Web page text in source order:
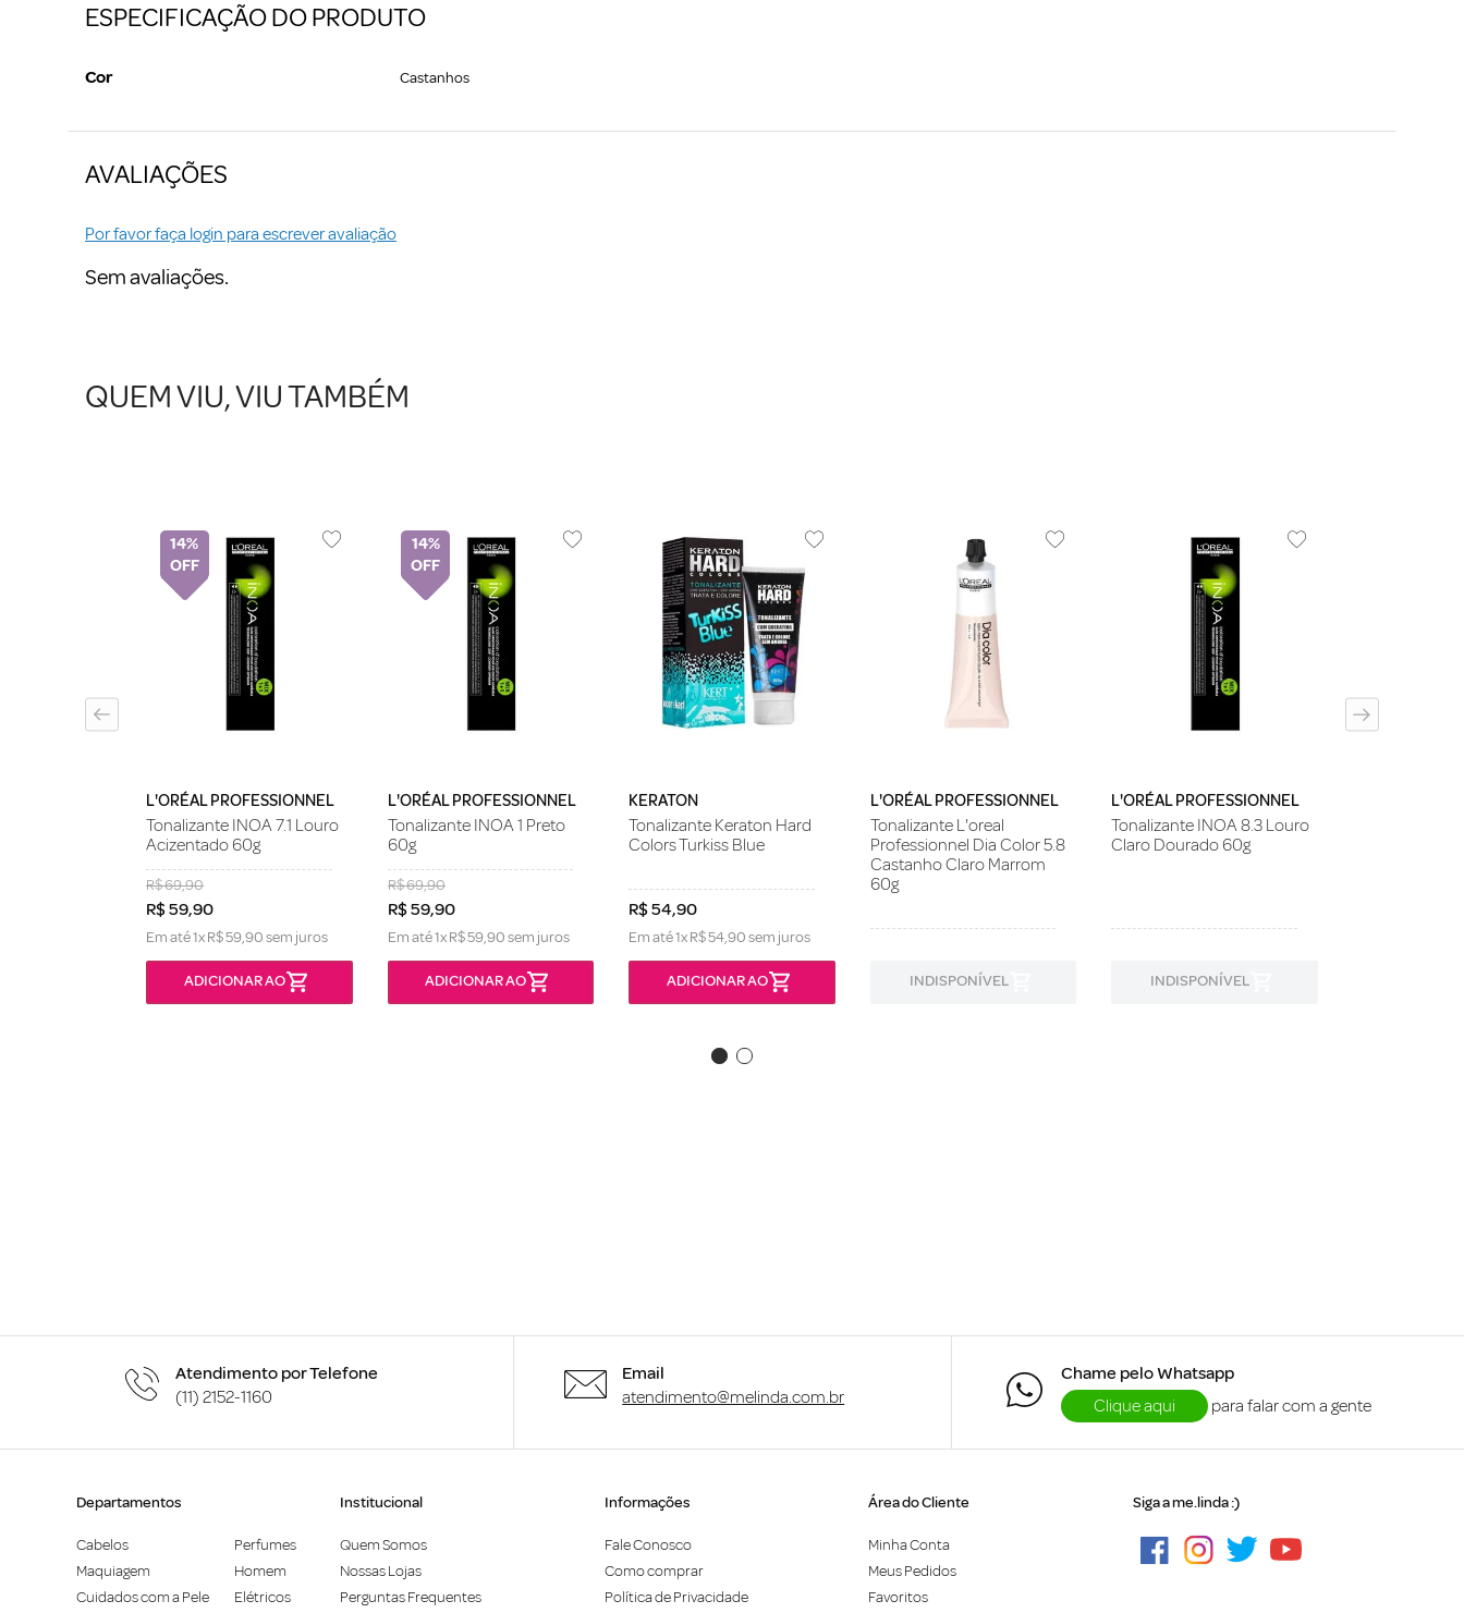
ESPECIFICAÇÃO DO PRODUTO
Cor Castanhos
AVALIAÇÕES
Por favor faça login para escrever avaliação
Sem avaliações.
QUEM VIU, VIU TAMBÉM
14%
L'ORÉAL PROFESSIONNEL
Tonalizante INOA 7.1 Louro
Acizentado 60g
R$69,90
R$59,90
Em até1xR$59,90sem juros
ADICIONAR AO
14%
L'ORÉAL PROFESSIONNEL
Tonalizante INOA 1 Preto
60g
R$69,90
R$59,90
Em até1xR$59,90sem juros
ADICIONAR AO
KERATON
Tonalizante Keraton Hard
Colors Turkiss Blue
R$54,90
Em até1xR$54,90sem juros
ADICIONAR AO
L'ORÉAL PROFESSIONNEL
Tonalizante L'oreal
Professionnel Dia Color 5.8
Castanho Claro Marrom
60g
INDISPONÍVEL
L'ORÉAL PROFESSIONNEL
Tonalizante INOA 8.3 Louro
Claro Dourado 60g
INDISPONÍVEL
Acinzentado
Atendimento por Telefone
(11) 2152-1160
Email
atendimento@melinda.com.br
Chame pelo Whatsapp
Clique aqui
para falar com a gente
Departamentos
Cabelos
Maquiagem
Cuidados com a Pele
Perfumes
Homem
Elétricos
Institucional
Quem Somos
Nossas Lojas
Perguntas Frequentes
Informações
Fale Conosco
Como comprar
Política de Privacidade
Área do Cliente
Minha Conta
Meus Pedidos
Favoritos
Siga a me.linda :)